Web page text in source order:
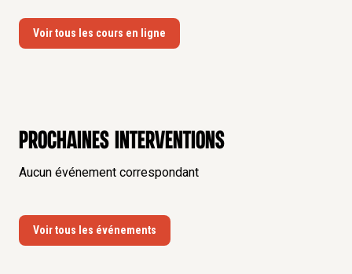
Voir tous les cours en ligne
Prochaines interventions
Aucun événement correspondant
Voir tous les événements